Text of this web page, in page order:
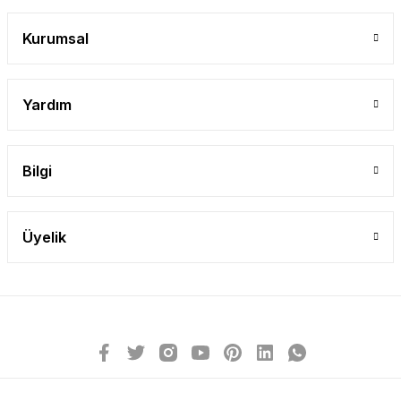
Kurumsal
Yardım
Bilgi
Üyelik